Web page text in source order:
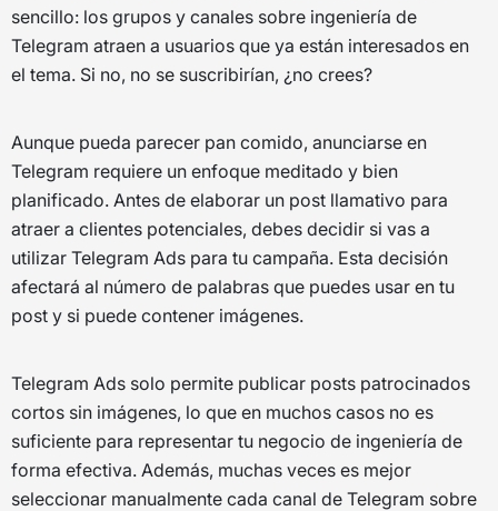
sencillo: los grupos y canales sobre ingeniería de
Telegram atraen a usuarios que ya están interesados en
el tema. Si no, no se suscribirían, ¿no crees?
Aunque pueda parecer pan comido, anunciarse en
Telegram requiere un enfoque meditado y bien
planificado. Antes de elaborar un post llamativo para
atraer a clientes potenciales, debes decidir si vas a
utilizar Telegram Ads para tu campaña. Esta decisión
afectará al número de palabras que puedes usar en tu
post y si puede contener imágenes.
Telegram Ads solo permite publicar posts patrocinados
cortos sin imágenes, lo que en muchos casos no es
suficiente para representar tu negocio de ingeniería de
forma efectiva. Además, muchas veces es mejor
seleccionar manualmente cada canal de Telegram sobre